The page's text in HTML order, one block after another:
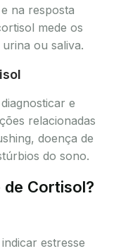
na resposta
mede os
ou saliva.
e
relacionadas
doença de
do sono.
de Cortisol?
estresse